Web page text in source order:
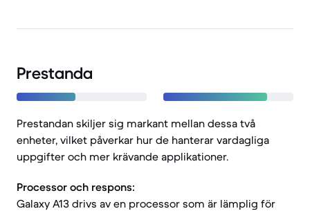
Prestanda
Prestandan skiljer sig markant mellan dessa två
enheter, vilket påverkar hur de hanterar vardagliga
uppgifter och mer krävande applikationer.
Processor och respons:
Galaxy A13 drivs av en processor som är lämplig för